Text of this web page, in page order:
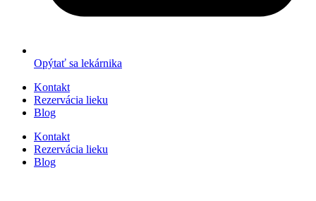
Opýtať sa lekárnika
Kontakt
Rezervácia lieku
Blog
Kontakt
Rezervácia lieku
Blog